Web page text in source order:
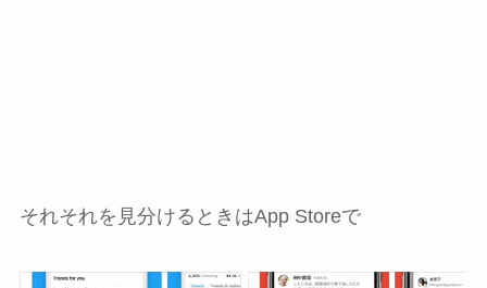
それそれを見分けるときはApp Storeで